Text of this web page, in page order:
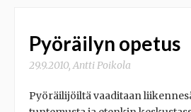
Pyöräilyn opetus
29.9.2010,Antti Poikola
Pyöräilijöiltä vaaditaan